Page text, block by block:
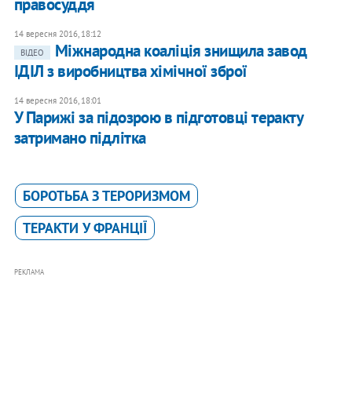
правосуддя
14 вересня 2016, 18:12
ВІДЕО
Міжнародна коаліція знищила завод
ІДІЛ з виробництва хімічної зброї
14 вересня 2016, 18:01
У Парижі за підозрою в підготовці теракту
затримано підлітка
БОРОТЬБА З ТЕРОРИЗМОМ
ТЕРАКТИ У ФРАНЦІЇ
РЕКЛАМА